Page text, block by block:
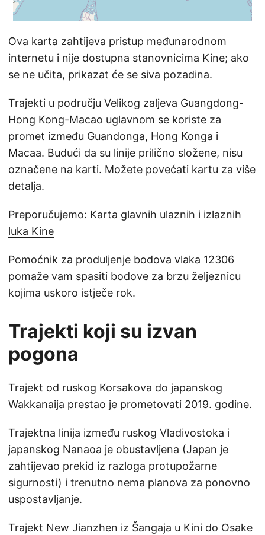
Ova karta zahtijeva pristup međunarodnom
internetu i nije dostupna stanovnicima Kine; ako
se ne učita, prikazat će se siva pozadina.
Trajekti u području Velikog zaljeva Guangdong-
Hong Kong-Macao uglavnom se koriste za
promet između Guandonga, Hong Konga i
Macaa. Budući da su linije prilično složene, nisu
označene na karti. Možete povećati kartu za više
detalja.
Preporučujemo: Karta glavnih ulaznih i izlaznih
luka Kine
Pomoćnik za produljenje bodova vlaka 12306
pomaže vam spasiti bodove za brzu željeznicu
kojima uskoro istječe rok.
Trajekti koji su izvan
pogona
Trajekt od ruskog Korsakova do japanskog
Wakkanaija prestao je prometovati 2019. godine.
Trajektna linija između ruskog Vladivostoka i
japanskog Nanaoa je obustavljena (Japan je
zahtijevao prekid iz razloga protupožarne
sigurnosti) i trenutno nema planova za ponovno
uspostavljanje.
Trajekt New Jianzhen iz Šangaja u Kini do Osake